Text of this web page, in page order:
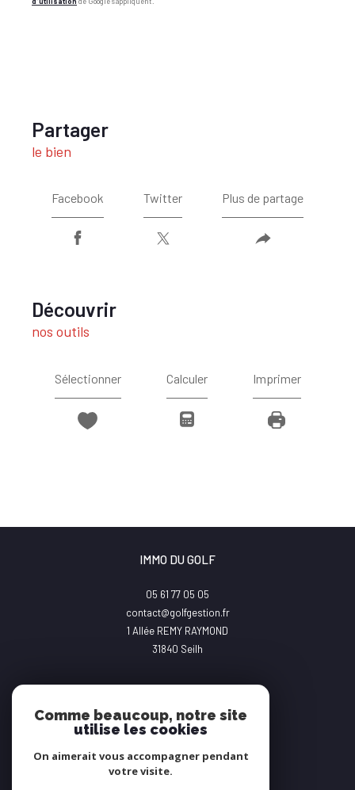
partager
le bien
Facebook Twitter Plus de partage
découvrir
nos outils
Sélectionner Calculer Imprimer
IMMO DU GOLF
05 61 77 05 05
contact@golfgestion.fr
1 Allée REMY RAYMOND
31840
Seilh
Adhérents
Comme beaucoup, notre site
utilise les cookies
On aimerait vous accompagner pendant
votre visite.